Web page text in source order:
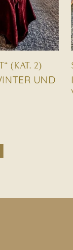
(KAT. 2)
UND